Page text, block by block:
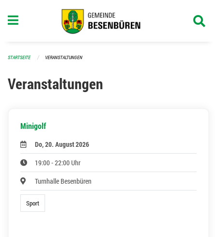
STARTSEITE VERANSTALTUNGEN
Veranstaltungen
Minigolf
Do, 20. August 2026
19:00 - 22:00 Uhr
Turnhalle Besenbüren
Sport